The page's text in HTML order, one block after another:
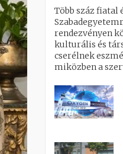
Több száz fiatal
rendezvényen
kulturális és
cserélnek
miközben a